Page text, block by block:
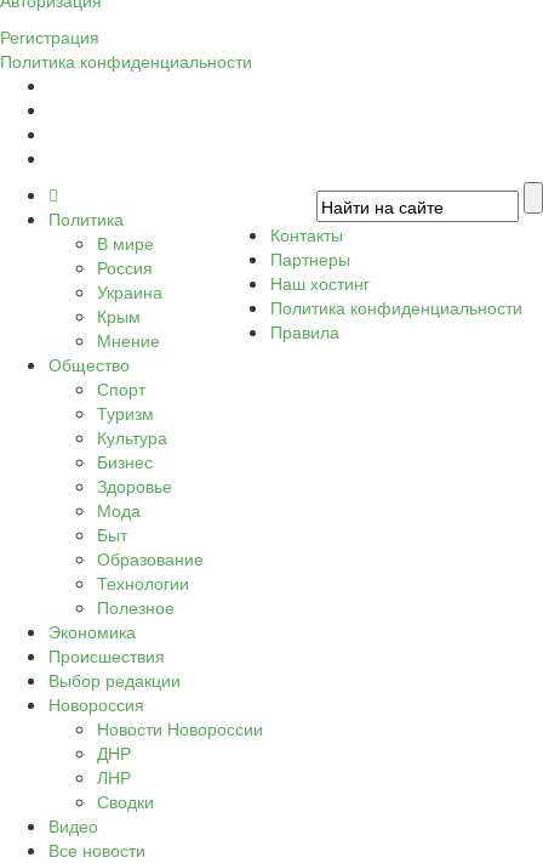
Регистрация
Политика конфиденциальности
Политика
В мире
Россия
Украина
Крым
Мнение
Общество
Спорт
Туризм
Культура
Бизнес
Здоровье
Мода
Быт
Образование
Технологии
Полезное
Экономика
Происшествия
Выбор редакции
Новороссия
Новости Новороссии
ДНР
ЛНР
Сводки
Видео
Все новости
Контакты
Партнеры
Наш хостинг
Политика конфиденциальности
Правила